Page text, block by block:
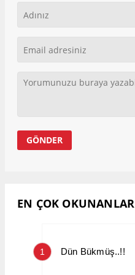
EN ÇOK OKUNANLAR
1 Dün Bükmüş..!!